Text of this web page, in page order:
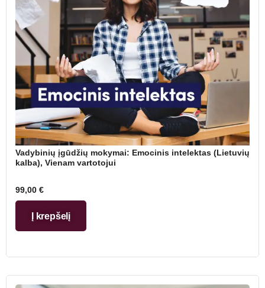
Vadybinių įgūdžių mokymai: Emocinis intelektas (Lietuvių
kalba), Vienam vartotojui
99,00 €
Į krepšelį